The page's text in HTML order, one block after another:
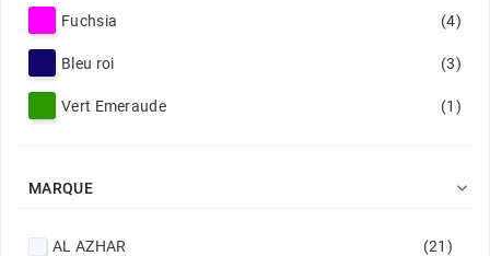
Fuchsia (4)
Bleu roi (3)
Vert Emeraude (1)
MARQUE 
AL AZHAR (21)